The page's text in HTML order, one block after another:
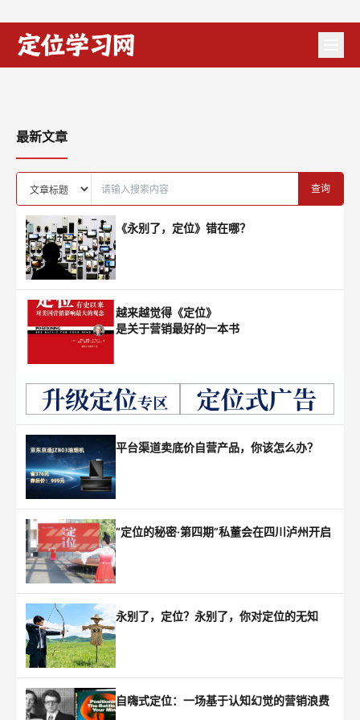
跟俞浩商榷：定位理论到底有没有用
问题永远不在工具上，而在使用工具的人手上。
辛敏琦：生意越来越难做，
陈奇峰：定位理论，失效了
我来给李亚鹏的“拎壶冲”酒
最新文章
查询
《永别了，定位》错在哪？
越来越觉得《定位》
是关于营销最好的一本书
平台渠道卖底价自营产品，你该怎么办？
“定位的秘密·第四期”私董会在四川泸州开启
永别了，定位？永别了，你对定位的无知
自嗨式定位：一场基于认知幻觉的营销浪费